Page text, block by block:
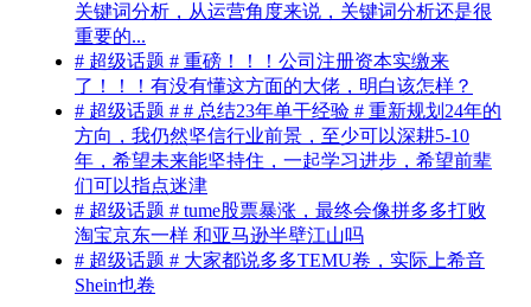
关键词分析，从运营角度来说，关键词分析还是很
重要的...
# 超级话题 # 重磅！！！公司注册资本实缴来
了！！！有没有懂这方面的大佬，明白该怎样？
# 超级话题 # # 总结23年单干经验 # 重新规划24年的
方向，我仍然坚信行业前景，至少可以深耕5-10
年，希望未来能坚持住，一起学习进步，希望前辈
们可以指点迷津
# 超级话题 # tume股票暴涨，最终会像拼多多打败
淘宝京东一样 和亚马逊半壁江山吗
# 超级话题 # 大家都说多多TEMU卷，实际上希音
Shein也卷